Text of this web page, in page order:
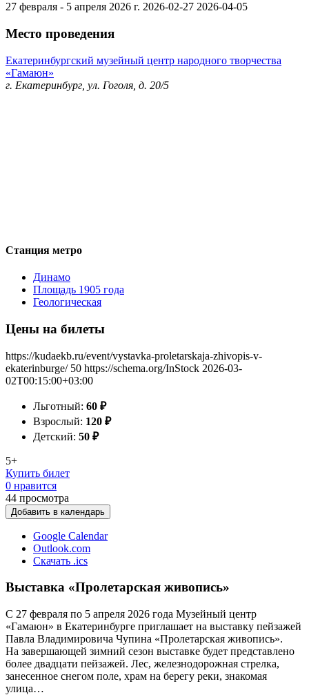
27 февраля - 5 апреля 2026 г. 2026-02-27 2026-04-05
Место проведения
Екатеринбургский музейный центр народного творчества
«Гамаюн»
г. Екатеринбург, ул. Гоголя, д. 20/5
Станция метро
Динамо
Площадь 1905 года
Геологическая
Цены на билеты
https://kudaekb.ru/event/vystavka-proletarskaja-zhivopis-v-
ekaterinburge/ 50 https://schema.org/InStock 2026-03-
02T00:15:00+03:00
Льготный: 60 ₽
Взрослый: 120 ₽
Детский: 50 ₽
5+
Купить билет
0 нравится
44 просмотра
Добавить в календарь
Google Calendar
Outlook.com
Скачать .ics
Выставка «Пролетарская живопись»
С 27 февраля по 5 апреля 2026 года Музейный центр
«Гамаюн» в Екатеринбурге приглашает на выставку пейзажей
Павла Владимировича Чупина «Пролетарская живопись».
На завершающей зимний сезон выставке будет представлено
более двадцати пейзажей. Лес, железнодорожная стрелка,
занесенное снегом поле, храм на берегу реки, знакомая
улица…